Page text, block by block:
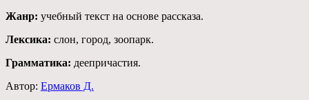
Жанр: учебный текст на основе рассказа.
Лексика: слон, город, зоопарк.
Грамматика: деепричастия.
Автор: Ермаков Д.